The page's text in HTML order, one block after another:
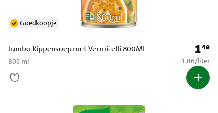
Jumbo Kippensoep met Vermicelli 800ML
800 ml
Goedkoopje
Prijs:
149
€ 1,86 per
1,86/liter